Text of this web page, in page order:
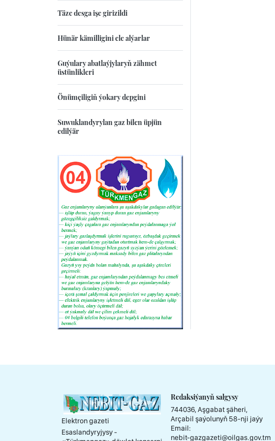
Täze desga işe girizildi
Hünär kämilligini ele alýarlar
Guýulary abatlaýjylaryň zähmet
üstünlikleri
Önümçiligiň ýokary depgini
Suwuklandyrylan gaz bilen üpjün
edilýär
Elektron gazeti
Esaslandyryjysy -
Redaksiýanyň salgysy
744036, Aşgabat şäheri,
Arçabil şaýolunyň 58-nji jaýy
Email:
nebit-gazgazeti@oilgas.gov.tm